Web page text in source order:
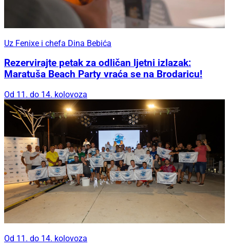
Uz Fenixe i chefa Dina Bebića
Rezervirajte petak za odličan ljetni izlazak:
Maratuša Beach Party vraća se na Brodaricu!
Od 11. do 14. kolovoza
Od 11. do 14. kolovoza